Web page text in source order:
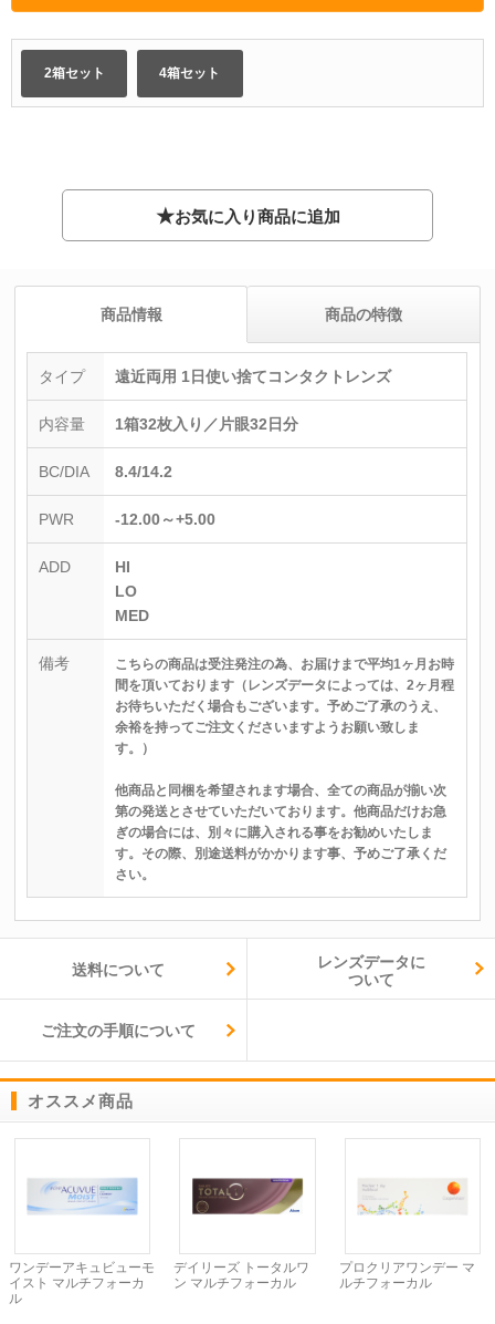
2箱セット 4箱セット
★お気に入り商品に追加
商品情報
タイプ 遠近両用 1日使い捨てコンタクトレンズ
内容量 1箱32枚入り／片眼32日分
BC/DIA 8.4/14.2
PWR -12.00～+5.00
ADD
HI
LO
MED
備考
こちらの商品は受注発注の為、お届けまで平均1ヶ月お時
間を頂いております（レンズデータによっては、2ヶ月程
お待ちいただく場合もございます。予めご了承のうえ、
余裕を持ってご注文くださいますようお願い致しま
す。）
他商品と同梱を希望されます場合、全ての商品が揃い次
第の発送とさせていただいております。他商品だけお急
ぎの場合には、別々に購入される事をお勧めいたしま
す。その際、別途送料がかかります事、予めご了承くだ
さい。
商品の特徴
送料について
レンズデータに
ついて
ご注文の手順について
オススメ商品
ワンデーアキュビューモ
イスト マルチフォーカ
ル
デイリーズ トータルワ
ン マルチフォーカル
プロクリアワンデー マ
ルチフォーカル